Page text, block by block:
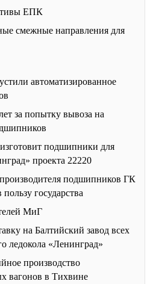
ЕПК
смежные направления для
автоматизированное
за попытку вывоза на
подшипники для
проекта 22220
подшипников ГК
государства
МиГ
на Балтийский завод всех
ледокола «Ленинград»
производство
вагонов в Тихвине